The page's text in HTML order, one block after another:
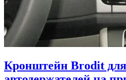
Кронштейн Brodit для